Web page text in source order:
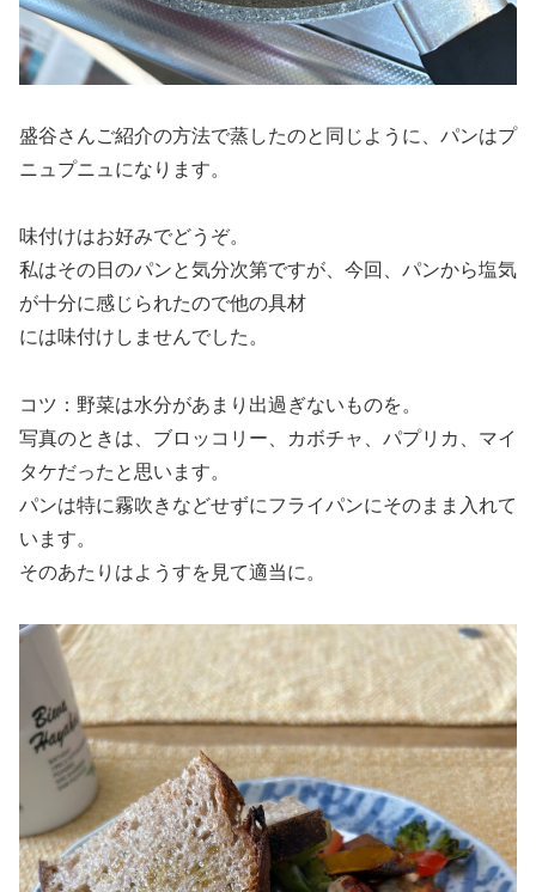
盛谷さんご紹介の方法で蒸したのと同じように、パンはプ
ニュプニュになります。
味付けはお好みでどうぞ。
私はその日のパンと気分次第ですが、今回、パンから塩気
が十分に感じられたので他の具材
には味付けしませんでした。
コツ：野菜は水分があまり出過ぎないものを。
写真のときは、ブロッコリー、カボチャ、パプリカ、マイ
タケだったと思います。
パンは特に霧吹きなどせずにフライパンにそのまま入れて
います。
そのあたりはようすを見て適当に。